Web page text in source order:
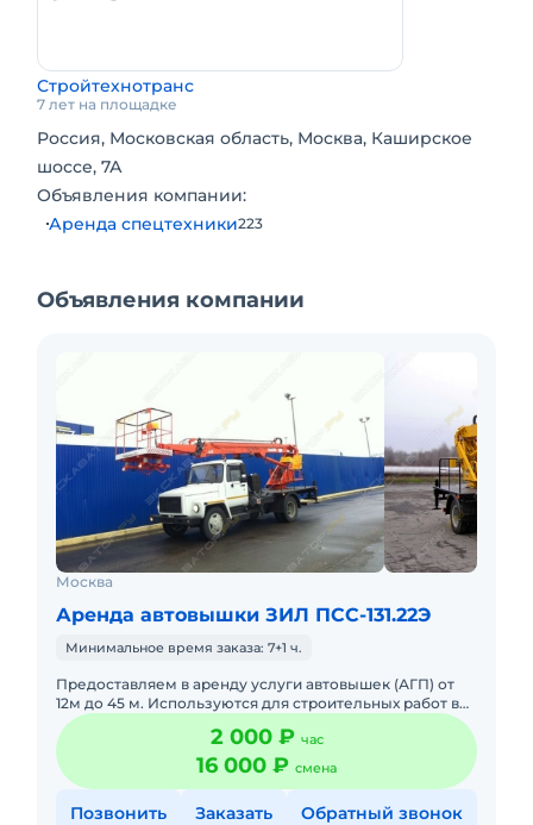
Стройтехнотранс
7 лет на площадке
Россия, Московская область, Москва, Каширское
шоссе, 7А
Объявления компании:
Аренда спецтехники223
Объявления компании
Москва
Аренда автовышки ЗИЛ ПСС-131.22Э
Минимальное время заказа: 7+1 ч.
Предоставляем в аренду услуги автовышек (АГП) от
12м до 45 м. Используются для строительных работ в
условиях плотной городской застройки так же в
удаленных насе
2 000 ₽ час
16 000 ₽ смена
Позвонить Заказать Обратный звонок